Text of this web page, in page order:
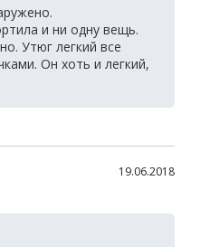
и ни одну вещь.
Утюг легкий все
Он хоть и легкий,
19.06.2018